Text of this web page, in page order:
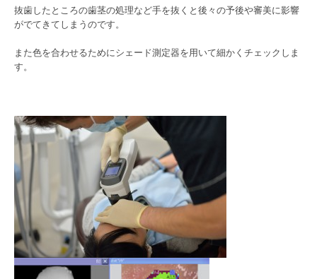
抜歯したところの歯茎の処理など手を抜くと後々の予後や審美に影響
がでてきてしまうのです。
また色を合わせるためにシェード測定器を用いて細かくチェックしま
す。